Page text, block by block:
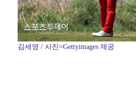
김세영 / 사진=Gettyimages 제공